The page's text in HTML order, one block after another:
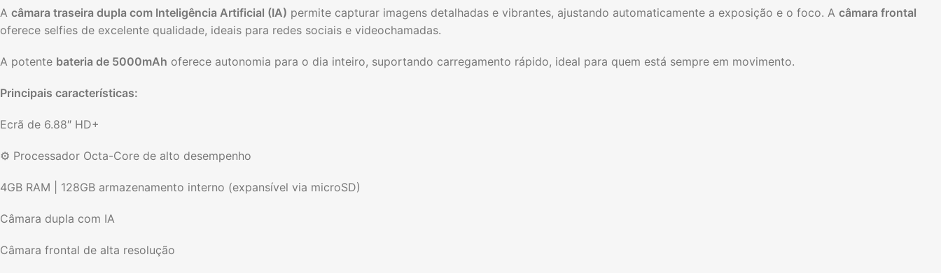
A câmara traseira dupla com Inteligência Artificial (IA) permite capturar imagens detalhadas e vibrantes, ajustando automaticamente a exposição e o foco. A câmara frontal
oferece selfies de excelente qualidade, ideais para redes sociais e videochamadas.
A potente bateria de 5000mAh oferece autonomia para o dia inteiro, suportando carregamento rápido, ideal para quem está sempre em movimento.
Principais características:
Ecrã de 6.88″ HD+
⚙️ Processador Octa-Core de alto desempenho
4GB RAM | 128GB armazenamento interno (expansível via microSD)
Câmara dupla com IA
Câmara frontal de alta resolução